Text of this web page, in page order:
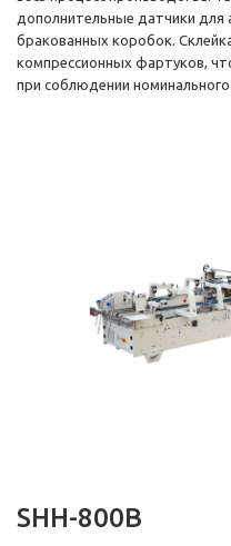
дополнительные датчики для
бракованных коробок.
компрессионных фартуков,
при соблюдении номинального
SHH-800B